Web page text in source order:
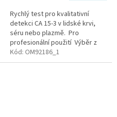
Rychlý test pro kvalitativní
detekci CA 15-3 v lidské krvi,
séru nebo plazmě. Pro
profesionální použití Výběr z
variant 1ks/100 ks Přesnost:
98,3 %,...
Kód: OM92186_1